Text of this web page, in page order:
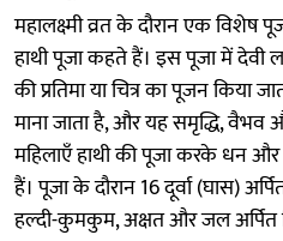
महालक्ष्मी व्रत के दौरान एक विशेष
हाथी पूजा कहते हैं। इस पूजा में देवी
की प्रतिमा या चित्र का पूजन किया
माना जाता है, और यह समृद्धि, वैभव
महिलाएँ हाथी की पूजा करके धन और
हैं। पूजा के दौरान 16 दूर्वा (घास)
हल्दी-कुमकुम, अक्षत और जल अर्पित